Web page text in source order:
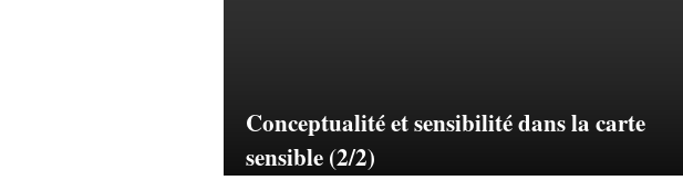
Conceptualité et sensibilité dans la carte
sensible (2/2)